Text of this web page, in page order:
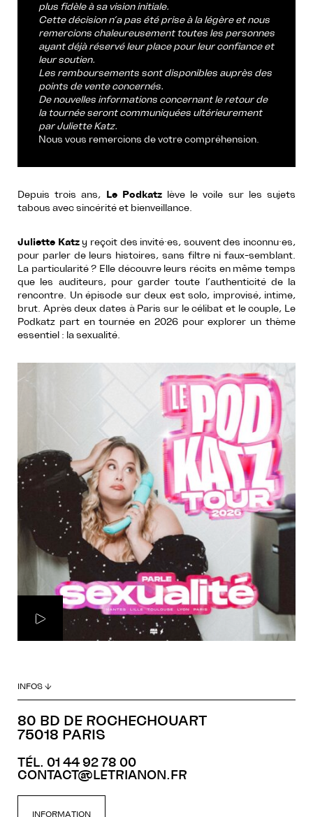
plus fidèle à sa vision initiale.
Cette décision n’a pas été prise à la légère et nous
remercions chaleureusement toutes les personnes
ayant déjà réservé leur place pour leur confiance et
leur soutien.
Les remboursements sont disponibles auprès des
points de vente concernés.
De nouvelles informations concernant le retour de
la tournée seront communiquées ultérieurement
par Juliette Katz.
Nous vous remercions de votre compréhension.
Depuis trois ans, Le Podkatzlève le voile sur les sujets
tabous avec sincérité et bienveillance.
Juliette Katzy reçoit des invité·es, souvent des inconnu·es,
pour parler de leurs histoires, sans filtre ni faux-semblant.
La particularité ? Elle découvre leurs récits en même temps
que les auditeurs, pour garder toute l’authenticité de la
rencontre. Un épisode sur deux est solo, improvisé, intime,
brut. Après deux dates à Paris sur le célibat et le couple, Le
Podkatz part en tournée en 2026 pour explorer un thème
essentiel : la sexualité.
INFOS ↓
80 BD DE ROCHECHOUART
75018 PARIS
TÉL. 01 44 92 78 00
CONTACT@LETRIANON.FR
INFORMATION